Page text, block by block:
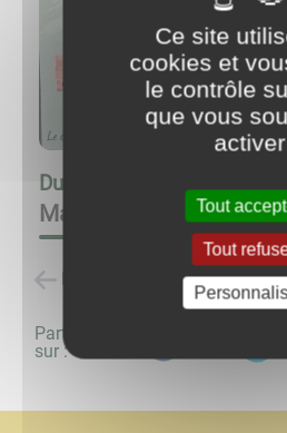
Du 21/06/26 à 10:00 au
Marché à la ferme
Retour à la liste des
Partagez
sur :
Ce site
cookies et
le contrôle
que vous
activer
Tout
Tout